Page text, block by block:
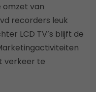
omzet van
recorders leuk
LCD TV’s blijft de
verkeer te